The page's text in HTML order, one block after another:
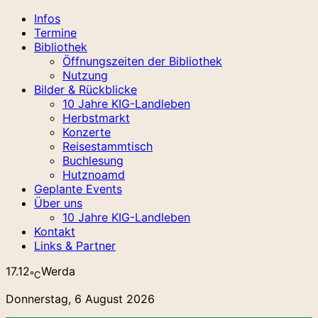
Infos
Termine
Bibliothek
Öffnungszeiten der Bibliothek
Nutzung
Bilder & Rückblicke
10 Jahre KIG-Landleben
Herbstmarkt
Konzerte
Reisestammtisch
Buchlesung
Hutznoamd
Geplante Events
Über uns
10 Jahre KIG-Landleben
Kontakt
Links & Partner
17.12℃Werda
Donnerstag, 6 August 2026